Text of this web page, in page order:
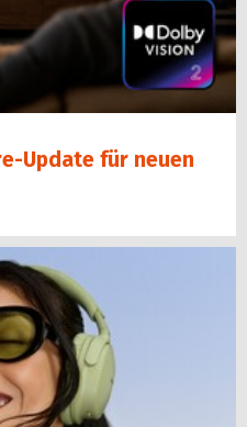
Update für neuen